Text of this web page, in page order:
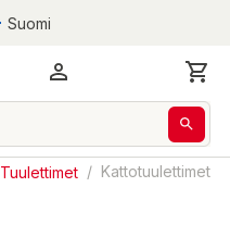
Suomi
Tuulettimet / Kattotuulettimet